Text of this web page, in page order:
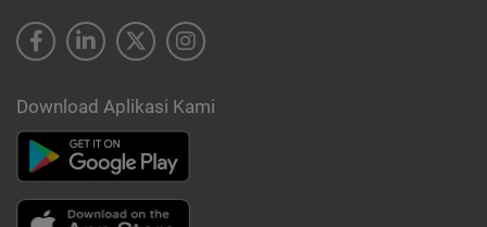
Download Aplikasi Kami